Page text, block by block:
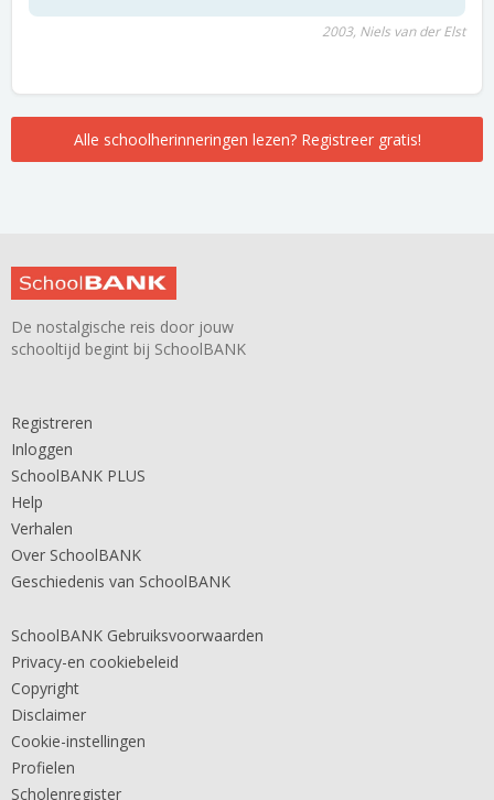
2003, Niels van der Elst
Alle schoolherinneringen lezen? Registreer gratis!
De nostalgische reis door jouw
schooltijd begint bij SchoolBANK
Registreren
Inloggen
SchoolBANK PLUS
Help
Verhalen
Over SchoolBANK
Geschiedenis van SchoolBANK
SchoolBANK Gebruiksvoorwaarden
Privacy-en cookiebeleid
Copyright
Disclaimer
Cookie-instellingen
Profielen
Scholenregister